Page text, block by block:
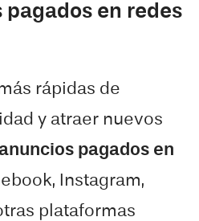
pagados en redes
rápidas de
y atraer nuevos
pagados en
Instagram,
plataformas